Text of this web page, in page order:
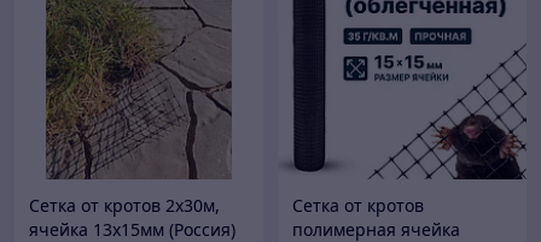
Сетка от кротов 2х30м,
ячейка 13х15мм (Россия)
Сетка от кротов
полимерная ячейка